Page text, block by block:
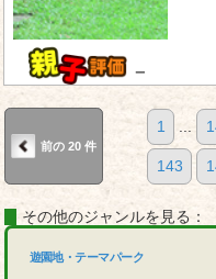
－
前の 20 件
1 ...
143
その他のジャンルを見る：
遊園地・テーマパーク